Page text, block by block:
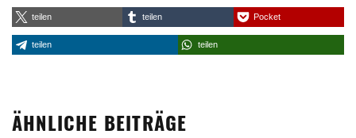
teilen teilen Pocket
teilen teilen
ÄHNLICHE BEITRÄGE